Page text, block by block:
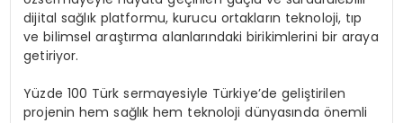
dijital sağlık platformu, kurucu ortakların teknoloji, tıp
ve bilimsel araştırma alanlarındaki birikimlerini bir araya
getiriyor.
Yüzde 100 Türk sermayesiyle Türkiye’de geliştirilen
projenin hem sağlık hem teknoloji dünyasında önemli